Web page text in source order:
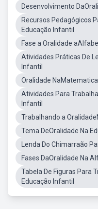
Desenvolvimento
Recursos Pedagógicos
Educação Infantil
Fase a Oralidade
Atividades Práticas De
Infantil
Oralidade NaMatematica
Atividades Para
Infantil
Trabalhando a
Tema DeOralidade Na
Lenda Do Chimarraão
Fases DaOralidade Na
Tabela De Figuras Para
Educação Infantil